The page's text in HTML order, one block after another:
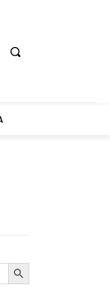
Botón de búsqueda